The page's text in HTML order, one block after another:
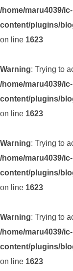
/home/maru4039/
content/plugins/
on line 1623
Warning: Trying to
/home/maru4039/
content/plugins/
on line 1623
Warning: Trying to
/home/maru4039/
content/plugins/
on line 1623
Warning: Trying to
/home/maru4039/
content/plugins/
on line 1623